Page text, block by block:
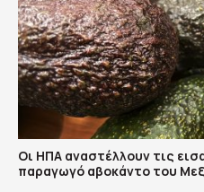
Οι ΗΠΑ αναστέλλουν τις
παραγωγό αβοκάντο του